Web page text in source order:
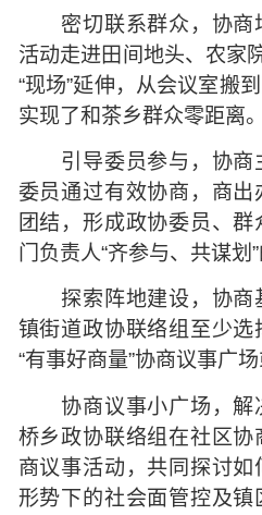
密切联系群众，协商
活动走进田间地头、农家
“现场”延伸，从会议室搬
实现了和茶乡群众零距离。
引导委员参与，协商
委员通过有效协商，商出
团结，形成政协委员、
门负责人“齐参与、共谋划”
探索阵地建设，协商
镇街道政协联络组至少
“有事好商量”协商议事广场
协商议事小广场，解
桥乡政协联络组在社区
商议事活动，共同探讨
形势下的社会面管控及镇